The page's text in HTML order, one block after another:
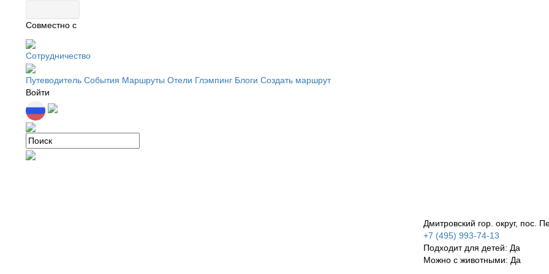
Совместно с
Сотрудничество
Путеводитель События Маршруты Отели Глэмпинг Блоги Создать маршрут
Войти
Дмитровский гор. округ, пос.
+7 (495) 993-74-13
Подходит для детей: Да
Можно с животными: Да